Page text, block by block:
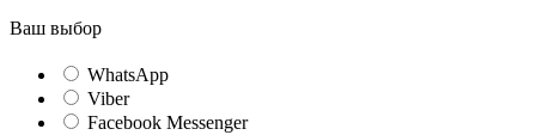
Ваш выбор
WhatsApp
Viber
Facebook Messenger